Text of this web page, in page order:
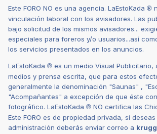
Este FORO NO es una agencia. LaEstoKada ®
vinculación laboral con los avisadores. Las
bajo solicitud de los mismos avisadores...
especiales para foreros y/o usuarios...así
los servicios presentados en los anuncios.
LaEstoKada ® es un medio Visual Publicitario,
medios y prensa escrita, que para estos
generalmente la denominación "Saunas" ,
"Acompañantes" a excepción de que éste
fotográfico. LaEstoKada ® NO certifica las
Este FORO es de propiedad privada, si
administración deberás enviar correo a